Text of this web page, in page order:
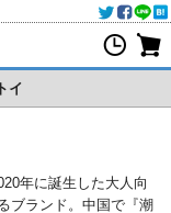
イ
年に誕生した大人向
ブランド。中国で『潮